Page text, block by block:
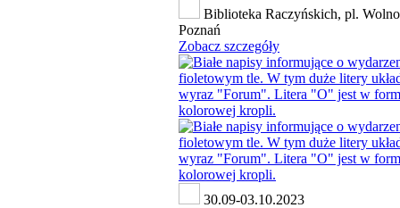
Biblioteka Raczyńskich, pl.
Poznań
Zobacz szczegóły
30.09-03.10.2023